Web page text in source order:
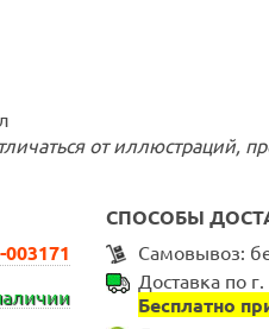
от иллюстраций,
СПОСОБЫ
Самовывоз:
Доставка по
Бесплатно